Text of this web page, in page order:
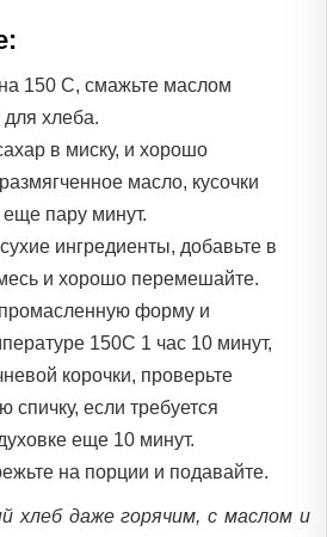
150 С, смажьте маслом
хлеба.
в миску, и хорошо
масло, кусочки
пару минут.
ингредиенты, добавьте в
и хорошо перемешайте.
форму и
150С 1 час 10 минут,
корочки, проверьте
спичку, если требуется
еще 10 минут.
на порции и подавайте.
хлеб даже горячим, с маслом и